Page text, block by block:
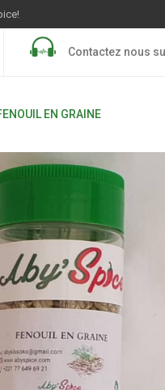
Contactez nous
EN GRAINE